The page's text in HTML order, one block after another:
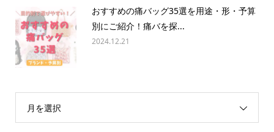
おすすめの痛バッグ35選を用途・形・予算
別にご紹介！痛バを探...
2024.12.21
月を選択